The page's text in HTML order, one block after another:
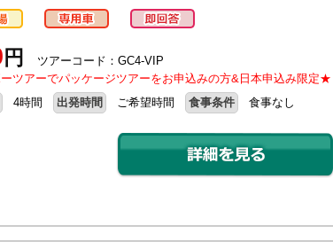
円
ツアーコード：GC4-VIP
ツアーでパッケージツアーをお申込みの方&日本申込み限定★
4時間 出発時間 ご希望時間 食事条件 食事なし